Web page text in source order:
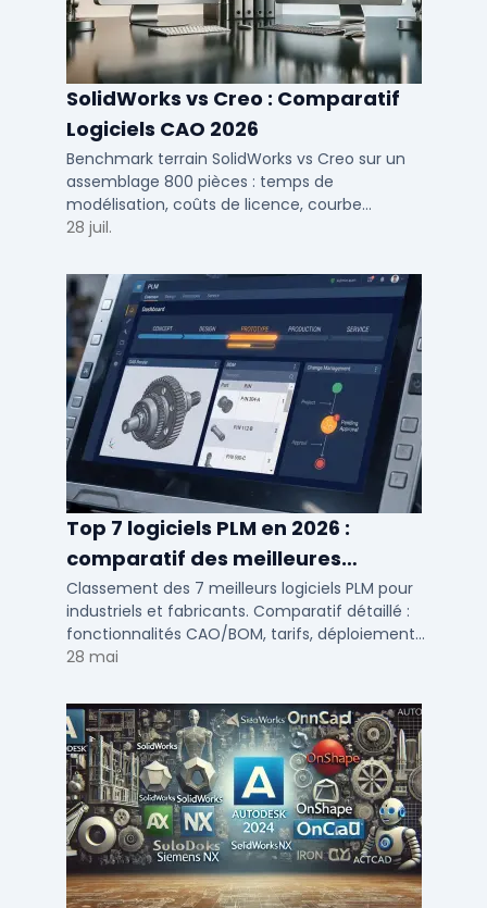
SolidWorks vs Creo : Comparatif
Logiciels CAO 2026
Benchmark terrain SolidWorks vs Creo sur un
assemblage 800 pièces : temps de
modélisation, coûts de licence, courbe
d'apprentissage et intégration PLM pour bureaux
28 juil.
Top 7 logiciels PLM en 2026 :
comparatif des meilleures
solutions de gestion du cycle de vie
produit
Classement des 7 meilleurs logiciels PLM pour
industriels et fabricants. Comparatif détaillé :
fonctionnalités CAO/BOM, tarifs, déploiement
cloud ou on-premise, avis utilisateurs PME et ETI.
28 mai